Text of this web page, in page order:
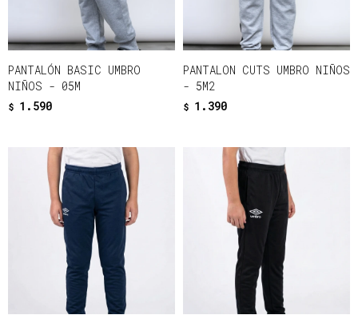
PANTALÓN BASIC UMBRO
NIÑOS - 05M
$ 1.590
PANTALON CUTS UMBRO NIÑOS
- 5M2
$ 1.390